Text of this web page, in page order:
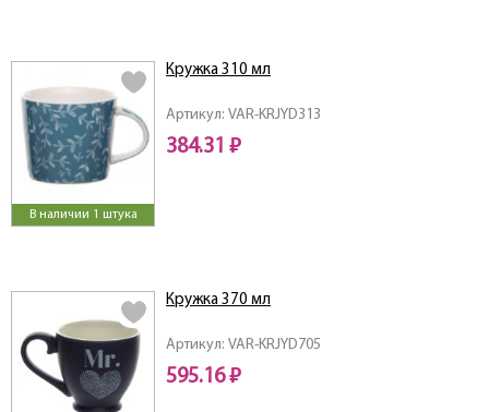
В наличии 1 штука
Артикул: VAR-KRJYD313
Кружка 310 мл
384.31 ₽
Артикул: VAR-KRJYD705
Кружка 370 мл
595.16 ₽